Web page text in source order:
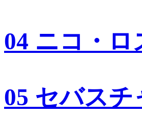
04 ニコ・ロ
05 セバス